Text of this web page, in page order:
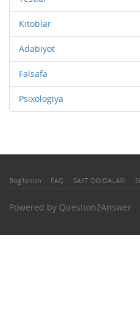
Kitoblar
Adabiyot
Falsafa
Psixologiya
Bog'lanish FAQ SAYT QOIDALARI
Powered by Question2Answer